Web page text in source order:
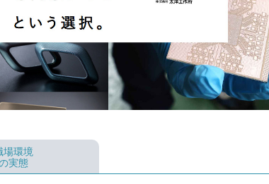
場環境
実態